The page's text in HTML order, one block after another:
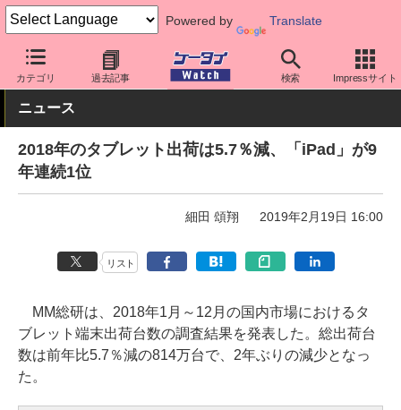
Powered by Translate
カテゴリ 過去記事 検索 Impressサイト
ケータイ Watch 業界動向 調査
ニュース
2018年のタブレット出荷は5.7％減、「iPad」が9
年連続1位
細田 頌翔 2019年2月19日 16:00
リスト
MM総研は、2018年1月～12月の国内市場におけるタ
ブレット端末出荷台数の調査結果を発表した。総出荷台
数は前年比5.7％減の814万台で、2年ぶりの減少となっ
た。